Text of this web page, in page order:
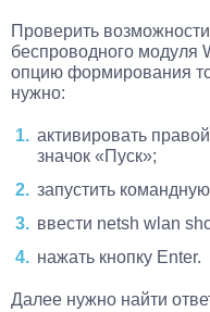
Проверить
беспроводного модуля
опцию формирования
нужно:
активировать
значок «Пуск»;
запустить
ввести netsh wlan
нажать кнопку Enter.
Далее нужно найти